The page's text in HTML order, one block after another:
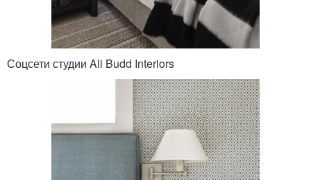
Соцсети студии Ali Budd Interiors